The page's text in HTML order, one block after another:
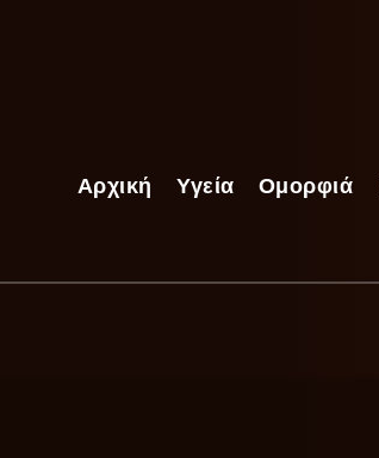
Αρχική Υγεία Ομορφιά